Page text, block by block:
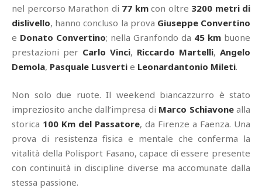
nel percorso Marathon di 77 kmcon oltre 3200 metri di
dislivello, hanno concluso la prova Giuseppe Convertino
e Donato Convertino; nella Granfondo da 45 km buone
prestazioni per Carlo Vinci, Riccardo Martelli, Angelo
Demola, Pasquale Lusverti e Leonardantonio Mileti.
Non solo due ruote. Il weekend biancazzurro è stato
impreziosito anche dall’impresa di Marco Schiavonealla
storica 100 Km del Passatore, da Firenze a Faenza. Una
prova di resistenza fisica e mentale che conferma la
vitalità della Polisport Fasano, capace di essere presente
con continuità in discipline diverse ma accomunate dalla
stessa passione.